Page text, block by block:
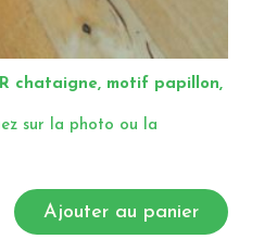
chataigne, motif papillon,
sur la photo ou la
Ajouter au panier